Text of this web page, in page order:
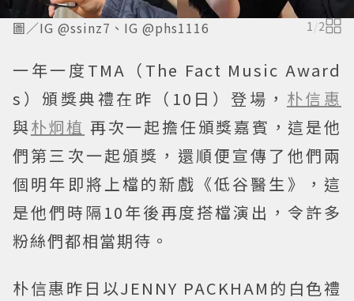
圖／IG @ssinz7、IG @phs1116 1/2
一年一度TMA（The Fact Music Award
s）頒獎典禮在昨（10日）登場， 朴信惠
與朴炯植 再次一起擔任頒獎嘉賓，這是他
們第三次一起頒獎，還順便宣傳了他們兩
個明年即將上檔的新戲《低谷醫生》，這
是他們時隔10年後再度搭檔演出，令許多
粉絲們都相當期待。
朴信惠昨日以JENNY PACKHAM的白色禮